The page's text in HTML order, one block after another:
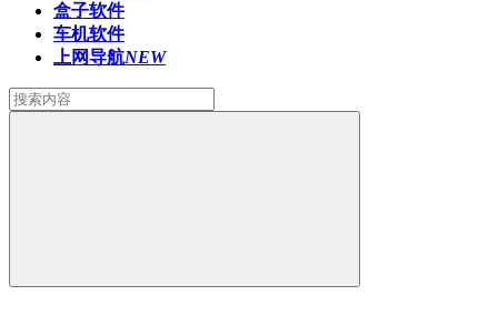
盒子软件
车机软件
上网导航NEW